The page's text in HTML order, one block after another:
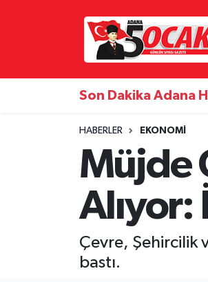
Son Dakika Adana
HABERLER EKONOMI
Müjde
Alıyor:
Çevre, Şehircilik
bastı.
Gündem
Hava Durumu
Tüm Manşetler
Son Dakika Haberleri